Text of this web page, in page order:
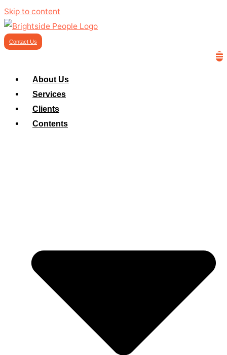
Skip to content
Contact Us
About Us
Services
Clients
Contents